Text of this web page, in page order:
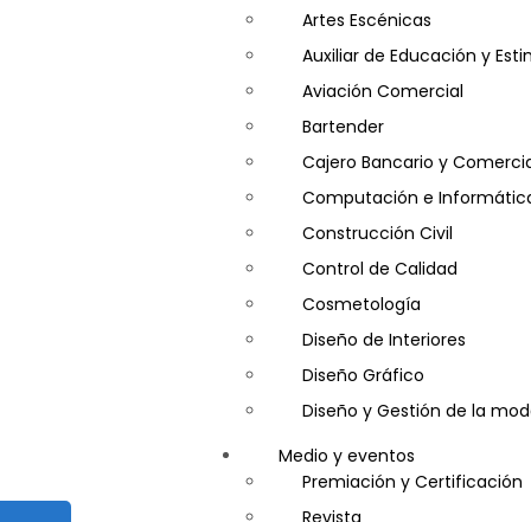
Artes Escénicas
Auxiliar de Educación y
Aviación Comercial
Bartender
Cajero Bancario y
Computación e
Construcción Civil
Control de Calidad
Cosmetología
Diseño de Interiores
Diseño Gráfico
Diseño y Gestión de la
Entrenador Personal y
Gastronomía
Gestor de Crédito y
Medio y eventos
Premiación y Certificación
Revista